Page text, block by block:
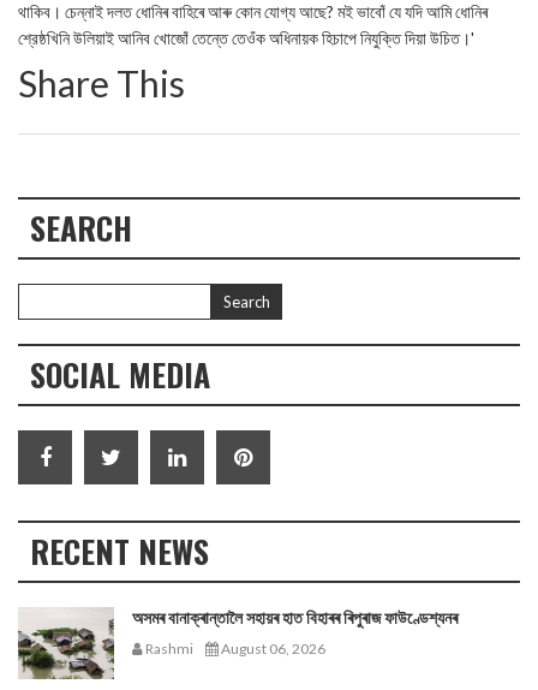
থাকিব। চেন্নাই দলত ধোনিৰ বাহিৰে আৰু কোন যোগ্য আছে? মই ভাবোঁ যে যদি আমি ধোনিৰ
শ্রেষ্ঠখিনি উলিয়াই আনিব খোজোঁ তেন্তে তেওঁক অধিনায়ক হিচাপে নিযুক্তি দিয়া উচিত।'
Share This
SEARCH
SOCIAL MEDIA
RECENT NEWS
অসমৰ বানাক্ৰান্তালৈ সহায়ৰ হাত বিহাৰৰ ৰিপুৰাজ ফাউণ্ডেশ্যনৰ
Rashmi August 06, 2026